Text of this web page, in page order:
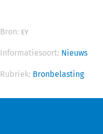
Bron: EY
Informatiesoort: Nieuws
Rubriek: Bronbelasting